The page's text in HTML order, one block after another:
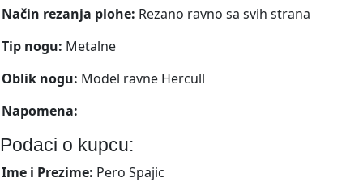
Način rezanja plohe: Rezano ravno sa svih strana
Tip nogu: Metalne
Oblik nogu: Model ravne Hercull
Napomena:
Podaci o kupcu:
Ime i Prezime: Pero Spajic